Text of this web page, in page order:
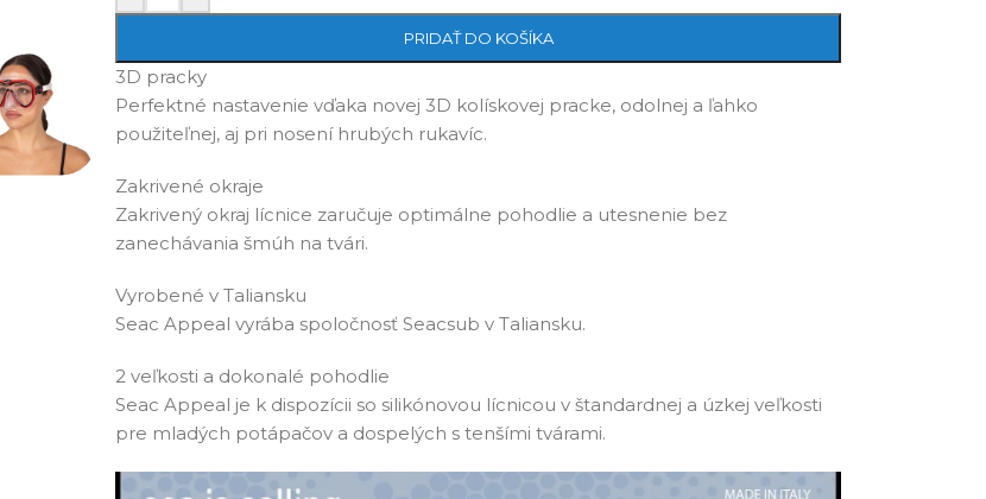
PRIDAŤ DO KOŠÍKA
3D pracky
Perfektné nastavenie vďaka novej 3D kolískovej pracke, odolnej a ľahko
použiteľnej, aj pri nosení hrubých rukavíc.
Zakrivené okraje
Zakrivený okraj lícnice zaručuje optimálne pohodlie a utesnenie bez
zanechávania šmúh na tvári.
Vyrobené v Taliansku
Seac Appeal vyrába spoločnosť Seacsub v Taliansku.
2 veľkosti a dokonalé pohodlie
Seac Appeal je k dispozícii so silikónovou lícnicou v štandardnej a úzkej veľkosti
pre mladých potápačov a dospelých s tenšími tvárami.